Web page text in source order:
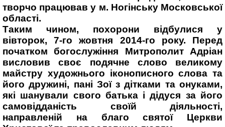
творчо працював у м. Ногінську Московської
області.
Таким чином, похорони відбулися у
вівторок, 7-го жовтня 2014-го року. Перед
початком богослужіння Митрополит Адріан
висловив своє подячне слово великому
майстру художнього іконописного слова та
його дружині, пані Зої з дітками та онуками,
які шанували свого батька і дідуся за його
самовідданість своїй діяльності,
направленій на благо святої Церкви